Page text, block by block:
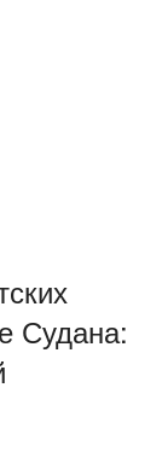
Судана: